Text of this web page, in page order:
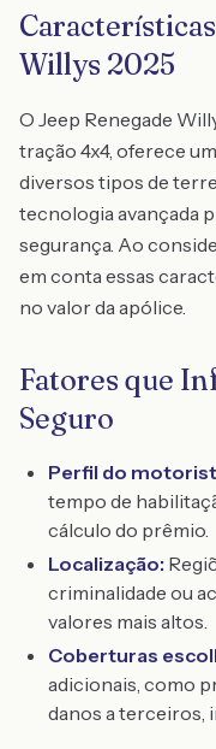
Willys 2025
O Jeep Renegade
tração 4x4, oferece
diversos tipos de
tecnologia avançada
segurança. Ao
em conta essas
no valor da apólice.
Fatores que
Seguro
Perfil do
tempo de
cálculo do prêmio.
Localização:
criminalidade ou
valores mais altos.
Coberturas
adicionais, como
danos a terceiros,